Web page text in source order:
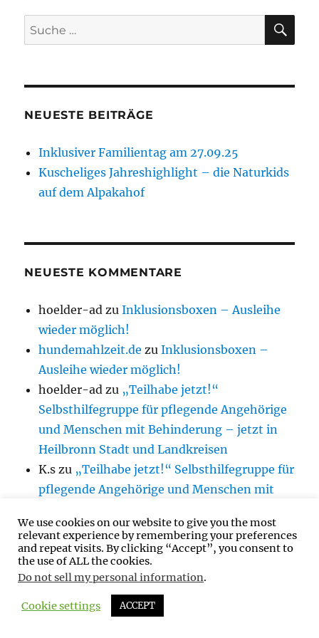
Suche
nach:
NEUESTE BEITRÄGE
Inklusiver Familientag am 27.09.25
Kuscheliges Jahreshighlight – die Naturkids
auf dem Alpakahof
NEUESTE KOMMENTARE
hoelder-ad zuInklusionsboxen – Ausleihe
wieder möglich!
hundemahlzeit.de zuInklusionsboxen –
Ausleihe wieder möglich!
hoelder-ad zu „Teilhabe jetzt!“
Selbsthilfegruppe für pflegende Angehörige
und Menschen mit Behinderung – jetzt in
Heilbronn Stadt und Landkreisen
K.s zu „Teilhabe jetzt!“ Selbsthilfegruppe für
pflegende Angehörige und Menschen mit
Landkreisen
hoelder-adzuInklusionsboxen – Ausleihe
wieder möglich!
We use cookies on our website to give you the most
relevant experience by remembering your preferences
and repeat visits. By clicking “Accept”, you consent to
the use of ALL the cookies.
Do not sell my personal information.
Cookie settings ACCEPT